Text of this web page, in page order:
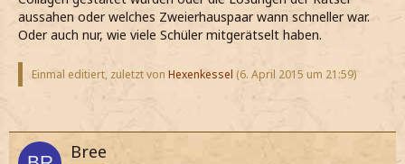
aussahen oder welches Zweierhauspaar wann schneller war.
Oder auch nur, wie viele Schüler mitgerätselt haben.
Einmal editiert, zuletzt von Hexenkessel (6. April 2015 um 21:59)
Bree